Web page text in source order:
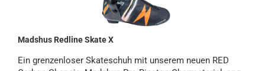
Madshus Redline Skate X
Ein grenzenloser Skateschuh mit unserem neuen RED